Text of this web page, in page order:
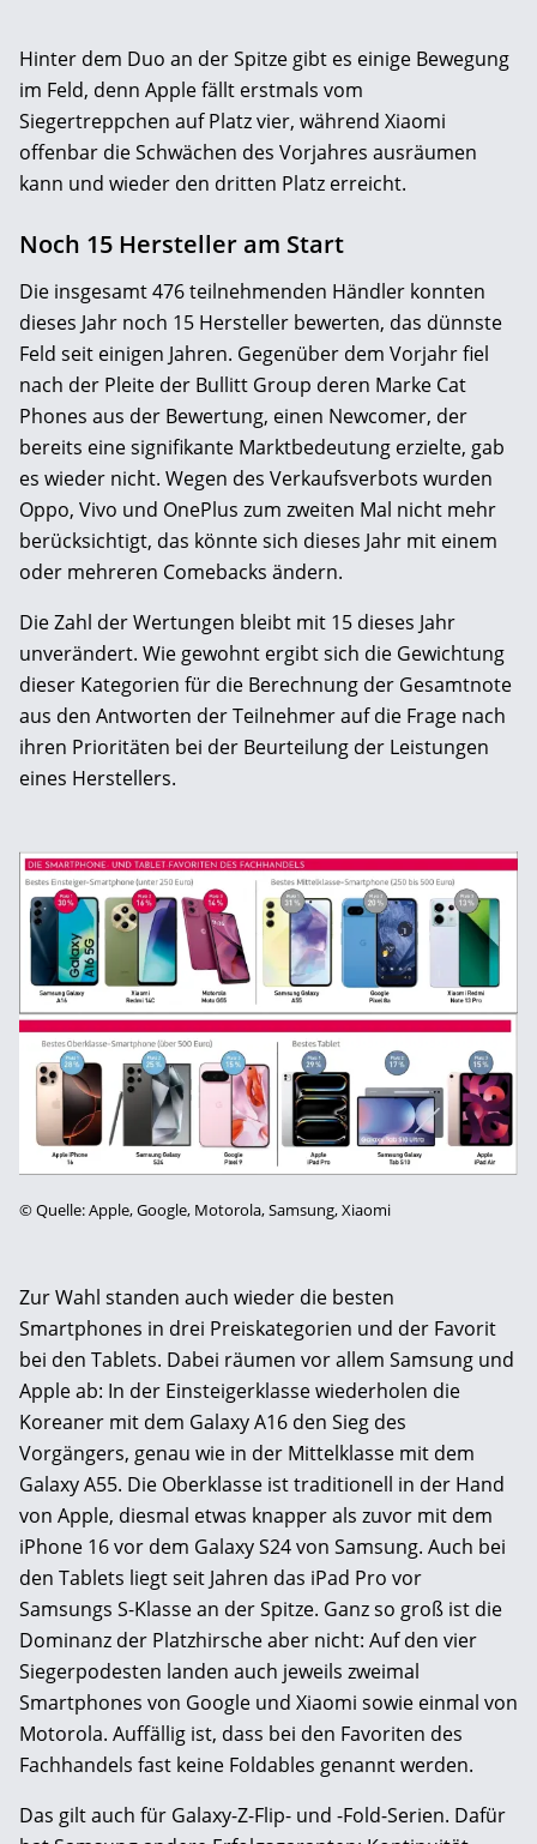
Hinter dem Duo an der Spitze gibt es einige Bewegung
im Feld, denn Apple fällt erstmals vom
Siegertreppchen auf Platz vier, während Xiaomi
offenbar die Schwächen des Vorjahres ausräumen
kann und wieder den dritten Platz erreicht.
Noch 15 Hersteller am Start
Die insgesamt 476 teilnehmenden Händler konnten
dieses Jahr noch 15 Hersteller bewerten, das dünnste
Feld seit einigen Jahren. Gegenüber dem Vorjahr fiel
nach der Pleite der Bullitt Group deren Marke Cat
Phones aus der Bewertung, einen Newcomer, der
bereits eine signifikante Marktbedeutung erzielte, gab
es wieder nicht. Wegen des Verkaufsverbots wurden
Oppo, Vivo und OnePlus zum zweiten Mal nicht mehr
berücksichtigt, das könnte sich dieses Jahr mit einem
oder mehreren Comebacks ändern.
Die Zahl der Wertungen bleibt mit 15 dieses Jahr
unverändert. Wie gewohnt ergibt sich die Gewichtung
dieser Kategorien für die Berechnung der Gesamtnote
aus den Antworten der Teilnehmer auf die Frage nach
ihren Prioritäten bei der Beurteilung der Leistungen
eines Herstellers.
©Quelle: Apple, Google, Motorola, Samsung, Xiaomi
Zur Wahl standen auch wieder die besten
Smartphones in drei Preiskategorien und der Favorit
bei den Tablets. Dabei räumen vor allem Samsung und
Apple ab: In der Einsteigerklasse wiederholen die
Koreaner mit dem Galaxy A16 den Sieg des
Vorgängers, genau wie in der Mittelklasse mit dem
Galaxy A55. Die Oberklasse ist traditionell in der Hand
von Apple, diesmal etwas knapper als zuvor mit dem
iPhone 16 vor dem Galaxy S24 von Samsung. Auch bei
den Tablets liegt seit Jahren das iPad Pro vor
Samsungs S-Klasse an der Spitze. Ganz so groß ist die
Dominanz der Platzhirsche aber nicht: Auf den vier
Siegerpodesten landen auch jeweils zweimal
Smartphones von Google und Xiaomi sowie einmal von
Motorola. Auffällig ist, dass bei den Favoriten des
Fachhandels fast keine Foldables genannt werden.
Das gilt auch für Galaxy-Z-Flip- und -Fold-Serien. Dafür